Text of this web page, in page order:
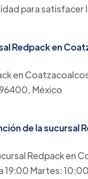
para satisfacer
Redpack en
en
México
de la sucursal
Redpack en
19:00 Martes: